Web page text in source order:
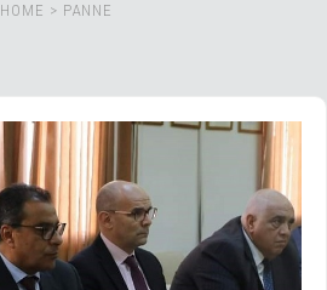
HOME > PANNE